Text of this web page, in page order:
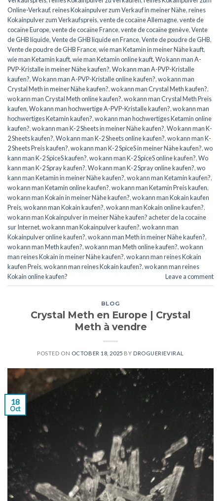
Online-Verkauf,reines Kokainpulver zum Verkauf in meiner Nähe,reines
Kokainpulver zum Verkaufspreis,vente de cocaïne Allemagne,vente de
cocaïne Europe,vente de cocaïne France,vente de cocaïne genève,Vente
de GHB liquide,Vente de GHB liquide en France,Vente de poudre de GHB,
Vente de poudre de GHB France,wie man Ketamin in meiner Nähe kauft,
wie man Ketamin kauft,wie man Ketamin online kauft,Wo kann man A-
PVP-Kristalle in meiner Nähe kaufen?,Wo kann man A-PVP-Kristalle
kaufen?,Wo kann man A-PVP-Kristalle online kaufen?,wo kann man
Crystal Meth in meiner Nähe kaufen?,wo kann man Crystal Meth kaufen?,
wo kann man Crystal Meth online kaufen?,wo kann man Crystal Meth Preis
kaufen,Wo kann man hochwertige A-PVP-Kristalle kaufen?,wo kann man
hochwertiges Ketamin kaufen?,wo kann man hochwertiges Ketamin online
kaufen?,wo kann man K-2 Sheets in meiner Nähe kaufen?,Wo kann man K-
2 Sheets kaufen?,Wo kann man K-2 Sheets online kaufen?,wo kann man K-
2 Sheets Preis kaufen?,wo kann man K-2 SpiceS in meiner Nähe kaufen?,wo
kann man K-2 SpiceS kaufen?,wo kann man K-2 SpiceS online kaufen?,Wo
kann man K-2 Spray kaufen?,Wo kann man K-2 Spray online kaufen?,wo
kann man Ketamin in meiner Nähe kaufen?,wo kann man Ketamin kaufen?,
wo kann man Ketamin online kaufen?,wo kann man Ketamin Preis kaufen,
wo kann man Kokain in meiner Nähe kaufen?,wo kann man Kokain kaufen
Preis,wo kann man Kokain kaufen?,wo kann man Kokain online kaufen?,
wo kann man Kokainpulver in meiner Nähe kaufen? acheter de la cocaïne
sur Internet,wo kann man Kokainpulver kaufen?,wo kann man
Kokainpulver online kaufen?,wo kann man Meth in meiner Nähe kaufen?,
wo kann man Meth kaufen?,wo kann man Meth online kaufen?,wo kann
man reines Kokain in meiner Nähe kaufen?,wo kann man reines Kokain
kaufen Preis,wo kann man reines Kokain kaufen?,wo kann man reines
Kokain online kaufen?
Leave a comment
BLOG
Crystal Meth en Europe | Crystal
Meth à vendre
POSTED ON OCTOBER 18, 2025 BY DROGUERIEVIRAL
18
Oct